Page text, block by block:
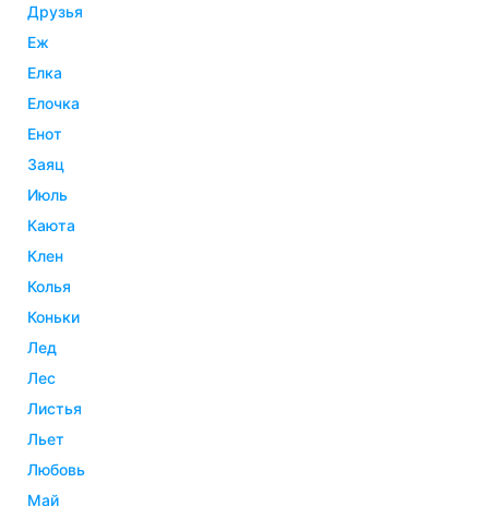
друзья
еж
елка
елочка
енот
заяц
июль
каюта
клен
колья
коньки
лед
лес
листья
льет
любовь
май